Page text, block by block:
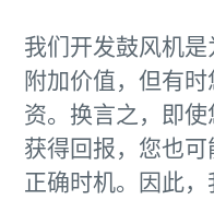
我们开发鼓风机
附加价值，但有
资。换言之，即
获得回报，您也
正确时机。因此